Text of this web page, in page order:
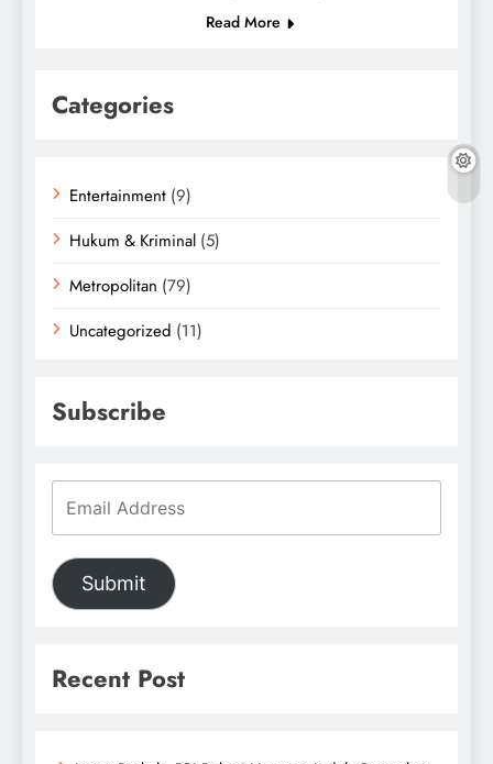
Read More
Categories
Entertainment (9)
Hukum & Kriminal (5)
Metropolitan (79)
Uncategorized (11)
Subscribe
Submit
Recent Post